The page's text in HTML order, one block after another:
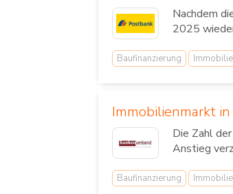
Nachdem
2025
Baufinanzierung
Immobilienmarkt
Die Zahl
Anstieg
Baufinanzierung